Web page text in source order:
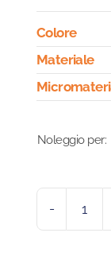
Colore
Materiale
Noleggio per: